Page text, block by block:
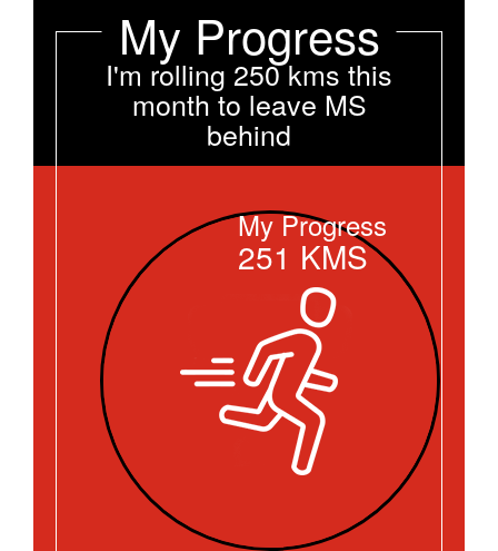
My Progress
I'm rolling 250 kms this
month to leave MS
behind
My Progress
251 KMS